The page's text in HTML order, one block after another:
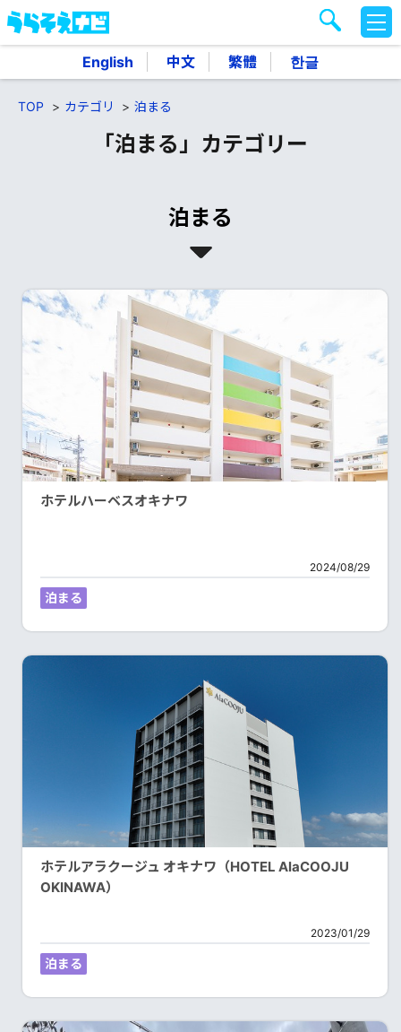
English 中文 繁體 한글
M
E
TOP カテゴリ 泊まる
「泊まる」カテゴリー
泊まる
ホテルハーベスオキナワ
2024/08/29
泊まる
ホテルアラクージュ オキナワ（HOTEL AlaCOOJU
OKINAWA）
2023/01/29
泊まる